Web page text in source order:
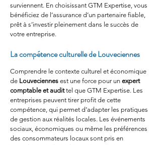
surviennent. En choisissant GTM Expertise, vous
bénéficiez de l’assurance d’un partenaire fiable,
prêt à s’investir pleinement dans le succès de
votre entreprise.
La compétence culturelle de Louveciennes
Comprendre le contexte culturel et économique
de Louveciennes est une force pour un expert
comptable et audit tel que GTM Expertise. Les
entreprises peuvent tirer profit de cette
compétence, qui permet d’adapter les pratiques
de gestion aux réalités locales. Les événements
sociaux, économiques ou même les préférences
des consommateurs locaux sont pris en